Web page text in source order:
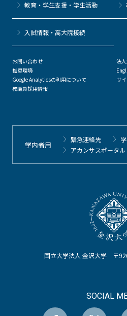
国立大学法人 金沢大学 〒
SOCIAL
教育・学生支援・学生活動
⼊試情報・高大院接続
お問い合わせ
推奨環境
Google Analyticsの利用について
教職員採用情報
法
サ
学内者用
緊急連絡先
アカンサスポータル